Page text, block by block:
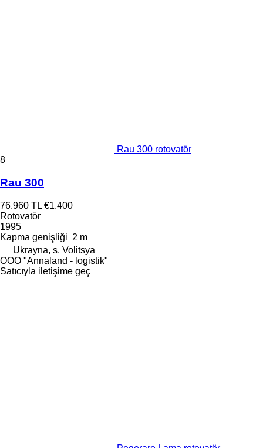
Rau 300 rotovatör
8
Rau 300
76.960 TL €1.400
Rotovatör
1995
Kapma genişliği 2 m
Ukrayna, s. Volitsya
OOO "Annaland - logistik"
Satıcıyla iletişime geç